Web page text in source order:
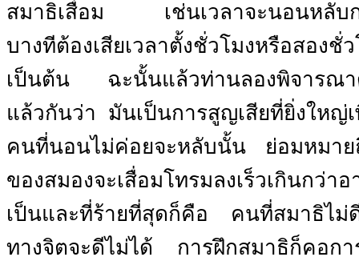
สมาธิเสื่อม
เช่นเวลาจะนอนหลับ
บางทีต้องเสียเวลาตั้งชั่วโมงหรือสองชั่
เป็นต้น
ฉะนั้นแล้วท่านลองพิจารณา
แล้วกันว่า
มันเป็นการสูญเสียที่ยิ่งใหญ่เ
คนที่นอนไม่ค่อยจะหลับนั้น
ย่อมหมา
ของสมองจะเสื่อมโทรมลงเร็วเกินกว่า
เป็นและที่ร้ายที่สุดก็คือ
คนที่สมาธิไม่
ทางจิตจะดีไม่ได้
การฝึกสมาธิก็คอก